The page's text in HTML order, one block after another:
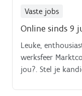
Vaste jobs
Online sinds 9
Leuke,
werksfeer
jou?. Stel je